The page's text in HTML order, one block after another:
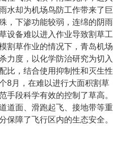
水却为机场鸟防工作带来了巨
，下渗功能较弱，连绵的阴雨
设备难以进入作业导致割草工
割草作业的情况下，青岛机场
力度，以化学防治研究为切入
比，结合使用抑制性和灭生性
8月，在难以进行大面积割草
手段科学有效的控制了草高。
道面、滑跑起飞、接地带等重
保障了飞行区内的生态安全。